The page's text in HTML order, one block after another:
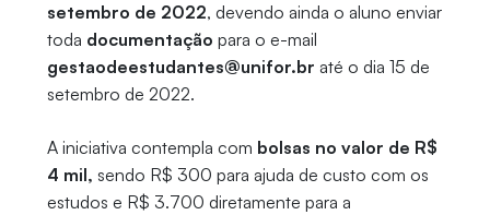
setembro de 2022, devendo ainda o aluno enviar
toda documentação para o e-mail
gestaodeestudantes@unifor.br até o dia 15 de
setembro de 2022.
A iniciativa contempla com bolsas no valor de R$
4 mil, sendo R$ 300 para ajuda de custo com os
estudos e R$ 3.700 diretamente para a